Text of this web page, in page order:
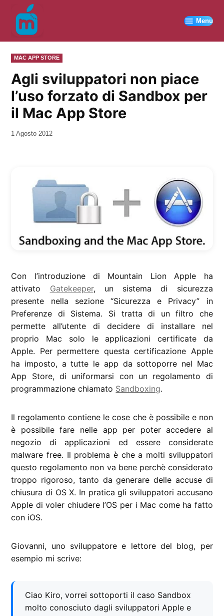
contenuto
Menu
PUBBLICATO
IN
MAC APP STORE
Agli sviluppatori non piace
l’uso forzato di Sandbox per
il Mac App Store
da
1 Agosto 2012
Con l’introduzione di Mountain Lion Apple ha
attivato Gatekeeper, un sistema di sicurezza
presente nella sezione “Sicurezza e Privacy” in
Preferenze di Sistema. Si tratta di un filtro che
permette all’utente di decidere di installare nel
proprio Mac solo le applicazioni certificate da
Apple. Per permettere questa certificazione Apple
ha imposto, a tutte le app da sottoporre nel Mac
App Store, di uniformarsi con un regolamento di
programmazione chiamato Sandboxing.
Il regolamento contiene le cose che è possibile e non
è possibile fare nelle app per poter accedere al
negozio di applicazioni ed essere considerate
malware free. Il problema è che a molti sviluppatori
questo regolamento non va bene perchè considerato
troppo rigoroso, tanto da generare delle accuse di
chiusura di OS X. In pratica gli sviluppatori accusano
Apple di voler chiudere l’OS per i Mac come ha fatto
con iOS.
Giovanni, uno sviluppatore e lettore del blog, per
esempio mi scrive:
Ciao Kiro, vorrei sottoporti il caso Sandbox
molto conosciuto dagli sviluppatori Apple e